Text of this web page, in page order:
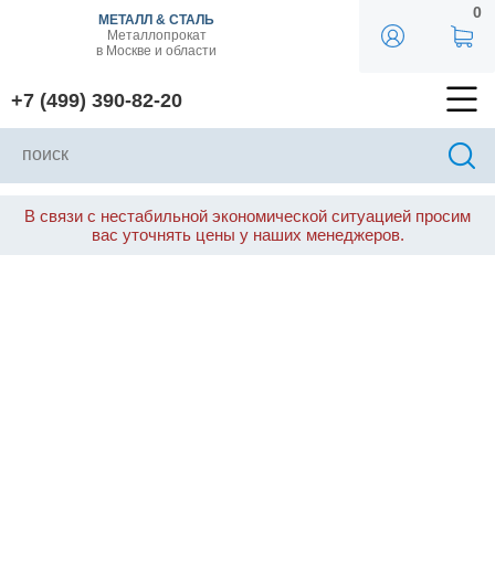
МЕТАЛЛ & СТАЛЬ
Металлопрокат
в Москве и области
+7 (499) 390-82-20
0
В связи с нестабильной экономической ситуацией просим
вас уточнять цены у наших менеджеров.